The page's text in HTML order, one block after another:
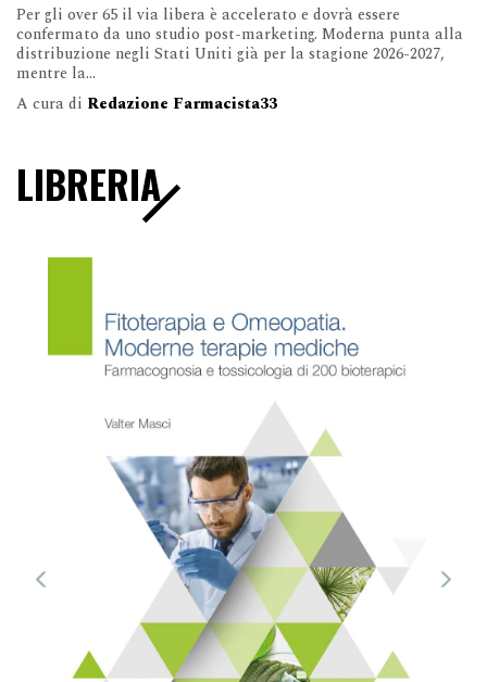
Per gli over 65 il via libera è accelerato e dovrà essere
confermato da uno studio post-marketing. Moderna punta alla
distribuzione negli Stati Uniti già per la stagione 2026-2027,
mentre la...
A cura di Redazione Farmacista33
LIBRERIA